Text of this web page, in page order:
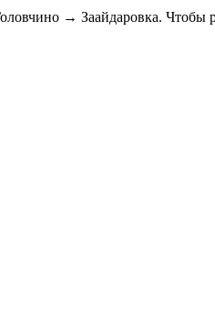
→ Заайдаровка.